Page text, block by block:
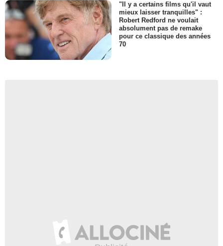
"Il y a certains films qu'il vaut
mieux laisser tranquilles" :
Robert Redford ne voulait
absolument pas de remake
pour ce classique des années
70